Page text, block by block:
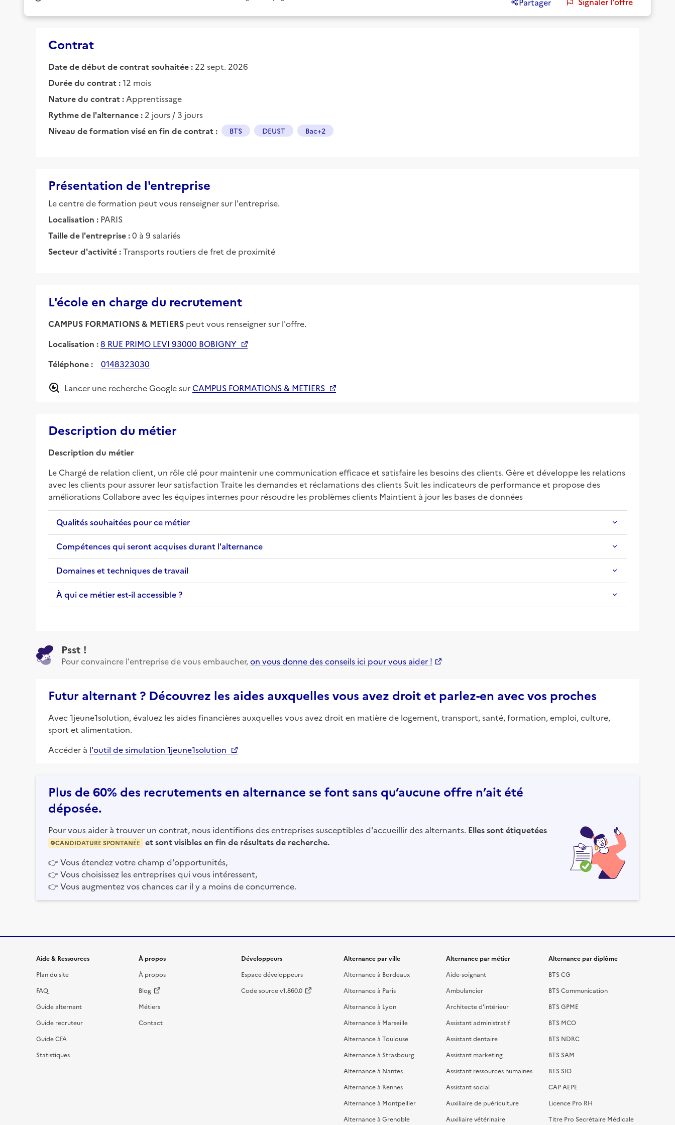
Contrat
Date de début de contrat souhaitée : 22 sept. 2026
Durée du contrat :12 mois
Nature du contrat : Apprentissage
Rythme de l'alternance : 2 jours / 3 jours
Niveau de formation visé en fin de contrat :
BTS DEUST Bac+2
Présentation de l'entreprise
Le centre de formation peut vous renseigner sur l'entreprise.
Localisation : PARIS
Taille de l'entreprise :0 à 9 salariés
Secteur d'activité :Transports routiers de fret de proximité
L'école en charge du recrutement
CAMPUS FORMATIONS & METIERS peut vous renseigner sur l'offre.
Localisation :8 RUE PRIMO LEVI 93000 BOBIGNY
Téléphone :
0148323030
Lancer une recherche Google surCAMPUS FORMATIONS & METIERS
Description du métier
Description du métier
Le Chargé de relation client, un rôle clé pour maintenir une communication efficace et satisfaire les besoins des clients. Gère et développe les relations
avec les clients pour assurer leur satisfaction Traite les demandes et réclamations des clients Suit les indicateurs de performance et propose des
améliorations Collabore avec les équipes internes pour résoudre les problèmes clients Maintient à jour les bases de données
Qualités souhaitées pour ce métier
Compétences qui seront acquises durant l'alternance
Domaines et techniques de travail
À qui ce métier est-il accessible ?
Psst !
Pour convaincre l'entreprise de vous embaucher,on vous donne des conseils ici pour vous aider !
Futur alternant ? Découvrez les aides auxquelles vous avez droit et parlez-en avec vos proches
Avec 1jeune1solution, évaluez les aides financières auxquelles vous avez droit en matière de logement, transport, santé, formation, emploi, culture,
sport et alimentation.
Accéder à l'outil de simulation 1jeune1solution
Plus de 60% des recrutements en alternance se font sans qu’aucune offre n’ait été
déposée.
Pour vous aider à trouver un contrat, nous identifions des entreprises susceptibles d'accueillir des alternants. Elles sont étiquetées
CANDIDATURE SPONTANÉE
et sont visibles en fin de résultats de recherche.
👉 Vous étendez votre champ d'opportunités,
👉 Vous choisissez les entreprises qui vous intéressent,
👉 Vous augmentez vos chances car il y a moins de concurrence.
Informations et liens du site
Aide & Ressources
Plan du site
FAQ
Guide alternant
Guide recruteur
Guide CFA
Statistiques
À propos
À propos
Blog
Métiers
Contact
Développeurs
Espace développeurs
Code source v1.860.0
Alternance par ville
Alternance à Bordeaux
Alternance à Paris
Alternance à Lyon
Alternance à Marseille
Alternance à Toulouse
Alternance à Strasbourg
Alternance à Nantes
Alternance à Rennes
Alternance à Montpellier
Alternance à Grenoble
Alternance par métier
Aide-soignant
Ambulancier
Architecte d'intérieur
Assistant administratif
Assistant dentaire
Assistant marketing
Assistant ressources humaines
Assistant social
Auxiliaire de puériculture
Auxiliaire vétérinaire
Alternance par diplôme
BTS CG
BTS Communication
BTS GPME
BTS MCO
BTS NDRC
BTS SAM
BTS SIO
CAP AEPE
Licence Pro RH
Titre Pro Secrétaire Médicale